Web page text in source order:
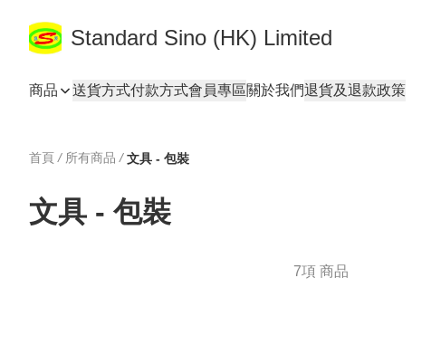
Standard Sino (HK) Limited
商品 送貨方式付款方式會員專區關於我們退貨及退款政策
首頁 / 所有商品 / 文具 - 包裝
文具 - 包裝
7項 商品